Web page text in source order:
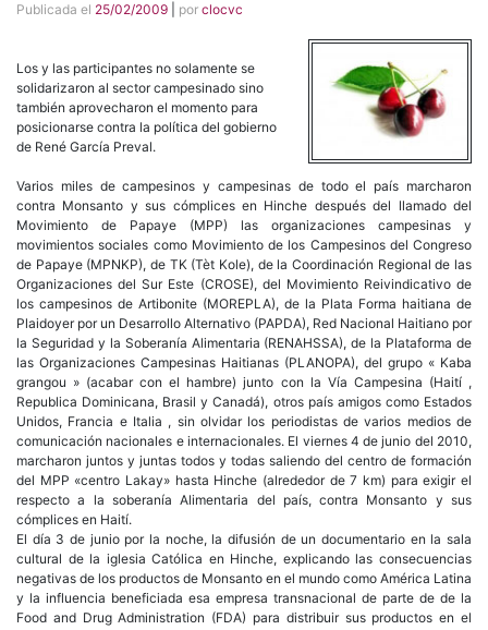
Publicada el 25/02/2009 por clocvc
Los y las participantes no solamente se
solidarizaron al sector campesinado sino
también aprovecharon el momento para
posicionarse contra la política del gobierno
de René García Preval.
Varios miles de campesinos y campesinas de todo el país marcharon
contra Monsanto y sus cómplices en Hinche después del llamado del
Movimiento de Papaye (MPP) las organizaciones campesinas y
movimientos sociales como Movimiento de los Campesinos del Congreso
de Papaye (MPNKP), de TK (Tèt Kole), de la Coordinación Regional de las
Organizaciones del Sur Este (CROSE), del Movimiento Reivindicativo de
los campesinos de Artibonite (MOREPLA), de la Plata Forma haitiana de
Plaidoyer por un Desarrollo Alternativo (PAPDA), Red Nacional Haitiano por
la Seguridad y la Soberanía Alimentaria (RENAHSSA), de la Plataforma de
las Organizaciones Campesinas Haitianas (PLANOPA), del grupo « Kaba
grangou » (acabar con el hambre) junto con la Vía Campesina (Haití ,
Republica Dominicana, Brasil y Canadá), otros país amigos como Estados
Unidos, Francia e Italia , sin olvidar los periodistas de varios medios de
comunicación nacionales e internacionales. El viernes 4 de junio del 2010,
marcharon juntos y juntas todos y todas saliendo del centro de formación
del MPP «centro Lakay» hasta Hinche (alrededor de 7 km) para exigir el
respecto a la soberanía Alimentaria del país, contra Monsanto y sus
cómplices en Haití.
El día 3 de junio por la noche, la difusión de un documentario en la sala
cultural de la iglesia Católica en Hinche, explicando las consecuencias
negativas de los productos de Monsanto en el mundo como América Latina
y la influencia beneficiada esa empresa transnacional de parte de de la
Food and Drug Administration (FDA) para distribuir sus productos en el